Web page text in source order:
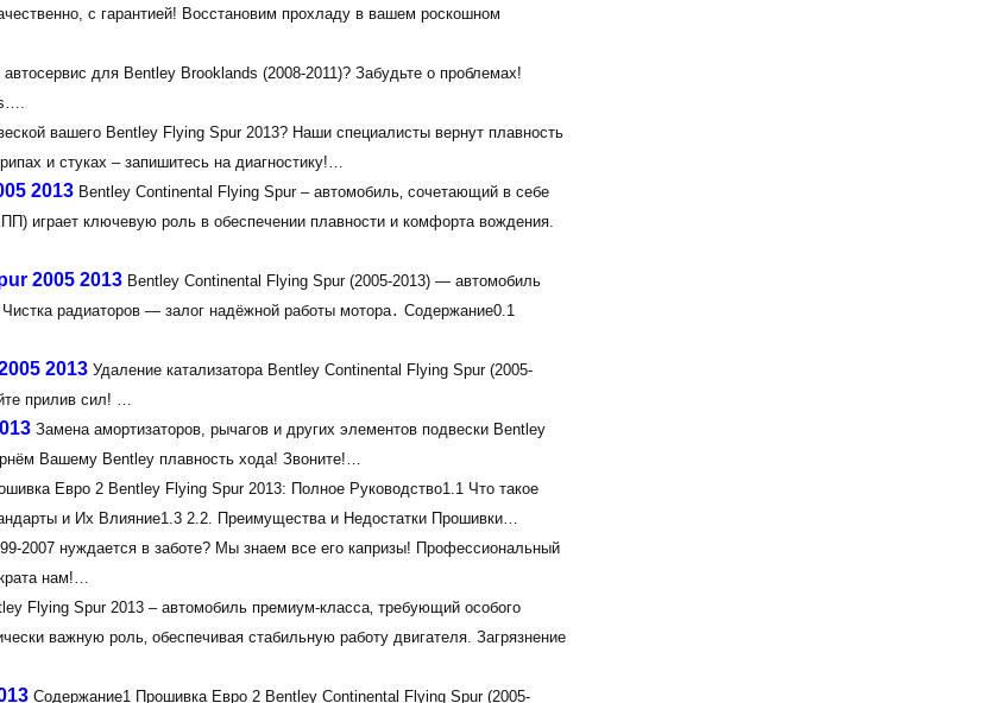
с гарантией! Восстановим прохладу в вашем роскошном
для Bentley Brooklands (2008-2011)? Забудьте о проблемах!
вашего Bentley Flying Spur 2013? Наши специалисты вернут плавность
и стуках – запишитесь на диагностику!…
2013 Bentley Continental Flying Spur – автомобиль‚ сочетающий в себе
играет ключевую роль в обеспечении плавности и комфорта вождения.
2005 2013 Bentley Continental Flying Spur (2005-2013) ― автомобиль
радиаторов ― залог надёжной работы мотора․ Содержание0.1
2013 Удаление катализатора Bentley Continental Flying Spur (2005-
прилив сил! …
Замена амортизаторов, рычагов и других элементов подвески Bentley
Вашему Bentley плавность хода! Звоните!…
Евро 2 Bentley Flying Spur 2013: Полное Руководство1.1 Что такое
и Их Влияние1.3 2.2. Преимущества и Недостатки Прошивки…
2007 нуждается в заботе? Мы знаем все его капризы! Профессиональный
нам!…
Flying Spur 2013 – автомобиль премиум-класса‚ требующий особого
важную роль‚ обеспечивая стабильную работу двигателя. Загрязнение
Содержание1 Прошивка Евро 2 Bentley Continental Flying Spur (2005-